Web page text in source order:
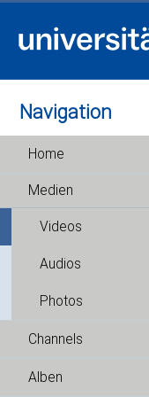
Navigation
Home
Medien
Videos
Audios
Photos
Channels
Alben